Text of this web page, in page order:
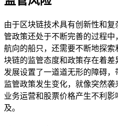
由于区块链技术具有创新性和
管政策还处于不断完善的过程
航向的船只，还需要不断地探
块链的监管态度和政策存在着
发展设置了一道道无形的障碍
监管政策发生变化，就像突然
业务运营和股票价格产生不利
及。